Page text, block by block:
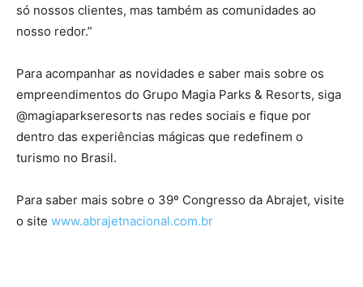
só nossos clientes, mas também as comunidades ao
nosso redor.”
Para acompanhar as novidades e saber mais sobre os
empreendimentos do Grupo Magia Parks & Resorts, siga
@magiaparkseresorts nas redes sociais e fique por
dentro das experiências mágicas que redefinem o
turismo no Brasil.
Para saber mais sobre o 39º Congresso da Abrajet, visite
o site www.abrajetnacional.com.br